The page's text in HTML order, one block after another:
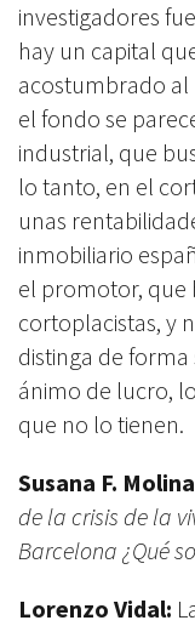
investigadores
hay un capital
acostumbrado al
el fondo se
industrial, que
lo tanto, en el
unas
inmobiliario
el promotor, que
cortoplacistas, y
distinga de
ánimo de lucro,
que no lo tienen.
Susana F.
de la crisis de la
Barcelona ¿Qué
Lorenzo Vidal: